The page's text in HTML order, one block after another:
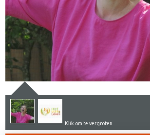
Klik om te vergroten